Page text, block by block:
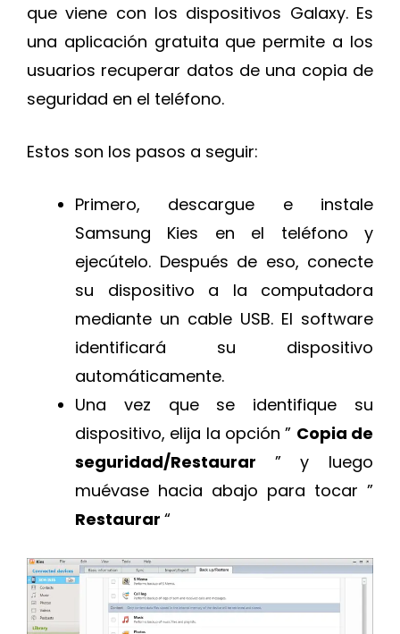
que viene con los dispositivos Galaxy. Es
una aplicación gratuita que permite a los
usuarios recuperar datos de una copia de
seguridad en el teléfono.
Estos son los pasos a seguir:
Primero, descargue e instale
Samsung Kies en el teléfono y
ejecútelo. Después de eso, conecte
su dispositivo a la computadora
mediante un cable USB. El software
identificará su dispositivo
automáticamente.
Una vez que se identifique su
dispositivo, elija la opción ” Copia de
seguridad/Restaurar ” y luego
muévase hacia abajo para tocar ”
Restaurar “